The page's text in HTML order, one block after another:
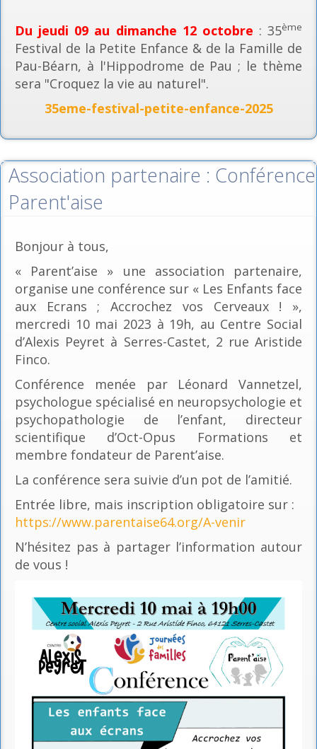
Du jeudi 09 au dimanche 12 octobre : 35ème
Festival de la Petite Enfance & de la Famille de
Pau-Béarn, à l'Hippodrome de Pau ; le thème
sera "Croquez la vie au naturel".
35eme-festival-petite-enfance-2025
Association partenaire : Conférence
Parent'aise
Bonjour à tous,
« Parent’aise » une association partenaire,
organise une conférence sur « Les Enfants face
aux Ecrans ; Accrochez vos Cerveaux ! »,
mercredi 10 mai 2023 à 19h, au Centre Social
d’Alexis Peyret à Serres-Castet, 2 rue Aristide
Finco.
Conférence menée par Léonard Vannetzel,
psychologue spécialisé en neuropsychologie et
psychopathologie de l’enfant, directeur
scientifique d’Oct-Opus Formations et
membre fondateur de Parent’aise.
La conférence sera suivie d’un pot de l’amitié.
Entrée libre, mais inscription obligatoire sur :
https://www.parentaise64.org/A-venir
N’hésitez pas à partager l’information autour
de vous !